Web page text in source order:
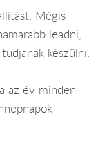
Mégis
leadni,
készülni.
az év minden